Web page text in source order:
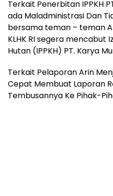
Terkait Penerbitan IPPKH
ada Maladministrasi Dan
bersama teman – teman
KLHK RI segera mencabut
Hutan (IPPKH) PT. Karya
Terkait Pelaporan Arin
Cepat Membuat Laporan
Tembusannya Ke Pihak-